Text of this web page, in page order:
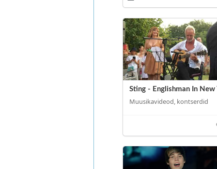
Sting - Englishman In New
Muusikavideod, kontserdid